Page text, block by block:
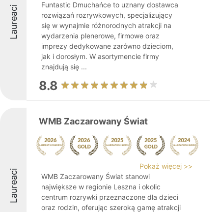
Laureaci
Funtastic Dmuchańce to uznany dostawca
rozwiązań rozrywkowych, specjalizujący
się w wynajmie różnorodnych atrakcji na
wydarzenia plenerowe, firmowe oraz
imprezy dedykowane zarówno dzieciom,
jak i dorosłym. W asortymencie firmy
znajdują się ...
8.8
Laureaci
WMB Zaczarowany Świat
Pokaż więcej >>
WMB Zaczarowany Świat stanowi
największe w regionie Leszna i okolic
centrum rozrywki przeznaczone dla dzieci
oraz rodzin, oferując szeroką gamę atrakcji